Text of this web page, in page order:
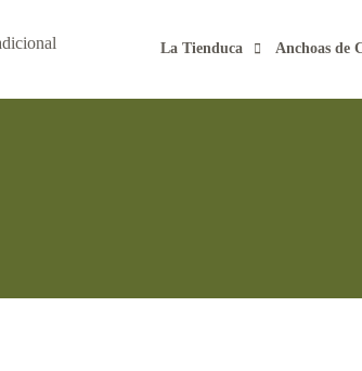
La Tienduca Anchoas de